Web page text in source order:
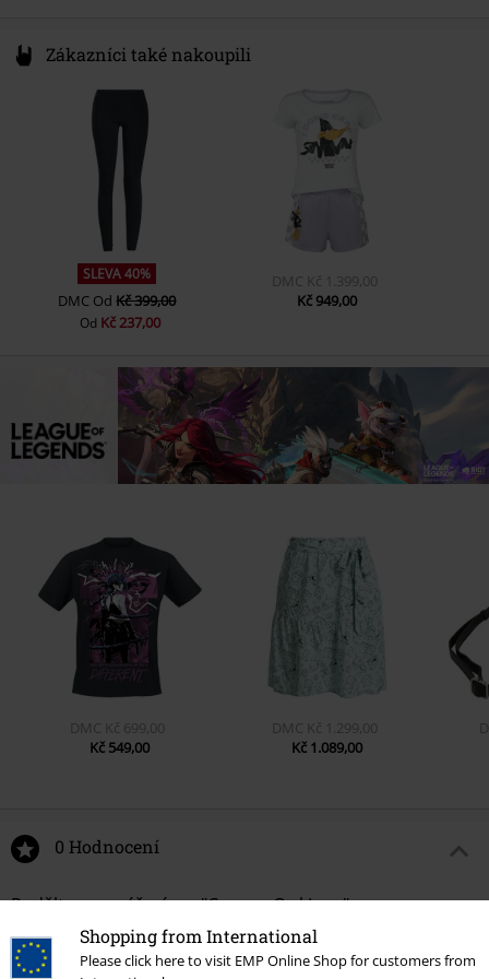
Shopping from International
Please click here to visit EMP Online Shop for customers from
Zákazníci také nakoupili
SLEVA 40%
DMC OdKč 399,00
Od Kč 237,00
DMC Kč 1.399,00
Kč 949,00
DMC Kč 699,00
Kč 549,00
DMC Kč 1.299,00
Kč 1.089,00
0 Hodnocení
Podělte se o váš názor "Coven - Owl Icon".
Napsat hodnocení